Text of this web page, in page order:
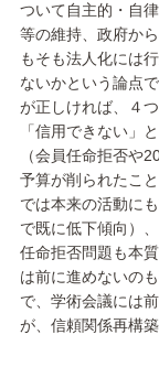
ついて自主的・自
等の維持、政府か
もそも法人化には
ないかという論点
が正しければ、４
「信用できない」
（会員任命拒否や
予算が削られたこ
では本来の活動に
で既に低下傾向）
任命拒否問題も本
は前に進めないの
で、学術会議には
が、信頼関係再構